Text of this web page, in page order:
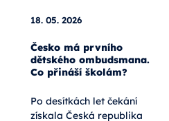
18. 05. 2026
Česko má prvního
dětského ombudsmana.
Co přináší školám?
Po desítkách let čekání